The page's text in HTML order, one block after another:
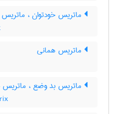
ماتریس خودتوان ، ماتریس
ماتریس همانی
ماتریس بد وضع ، ماتریس